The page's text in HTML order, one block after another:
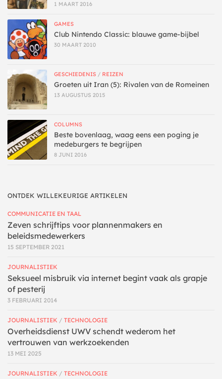
1 MAART 2016
GAMES
Club Nintendo Classic: blauwe game-bijbel
30 MAART 2010
GESCHIEDENIS / REIZEN
Groeten uit Iran (5): Rivalen van de Romeinen
13 AUGUSTUS 2015
COLUMNS
Beste bovenlaag, waag eens een poging je
medeburgers te begrijpen
8 JUNI 2016
ONTDEK WILLEKEURIGE ARTIKELEN
COMMUNICATIE EN TAAL
Zeven schrijftips voor plannenmakers en
beleidsmedewerkers
15 SEPTEMBER 2021
JOURNALISTIEK
Seksueel misbruik via internet begint vaak als grapje
of pesterij
3 FEBRUARI 2014
JOURNALISTIEK / TECHNOLOGIE
Overheidsdienst UWV schendt wederom het
vertrouwen van werkzoekenden
13 MEI 2025
JOURNALISTIEK / TECHNOLOGIE